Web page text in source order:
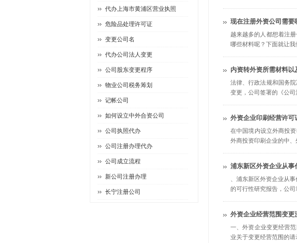
现在注册外资公司需要
越来越多的人都想着注
哪些材料呢？下面就让
内资转外资所需材料以
法律、行政法规和国务
变更，公司签署的《公
外资企业印刷经营许可
在中国境内设立外商投
外商投资印刷企业的中
浦东新区外资企业从
、浦东新区外资企业从
的可行性研究报告，公
外资企业经营范围变更
一、外资企业变更经营
业关于变更经营范围的
代办上海市黄浦区营业执照
危险品处理许可证
变更公司名
代办公司法人变更
公司股东变更程序
物业公司税务筹划
记帐公司
如何设立中外合资公司
公司执照代办
公司注册办理代办
公司成立流程
新公司注册办理
长宁注册公司